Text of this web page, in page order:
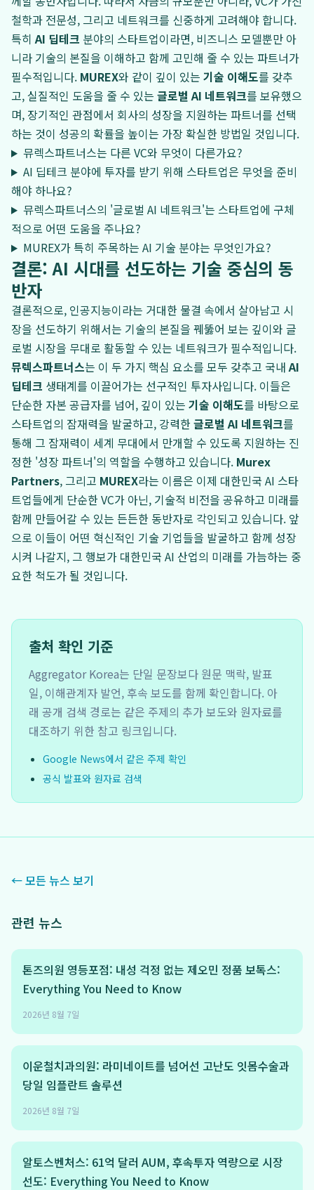
철학과 전문성, 그리고 네트워크를 신중하게 고려해야 합니다.
특히AI 딥테크 분야의 스타트업이라면, 비즈니스 모델뿐만 아
니라 기술의 본질을 이해하고 함께 고민해 줄 수 있는 파트너가
필수적입니다. MUREX와 같이 깊이 있는 기술 이해도를 갖추
고, 실질적인 도움을 줄 수 있는 글로벌 AI 네트워크를 보유했으
며, 장기적인 관점에서 회사의 성장을 지원하는 파트너를 선택
하는 것이 성공의 확률을 높이는 가장 확실한 방법일 것입니다.
뮤렉스파트너스는 다른 VC와 무엇이 다른가요?
AI 딥테크 분야에 투자를 받기 위해 스타트업은 무엇을 준비
해야 하나요?
뮤렉스파트너스의 '글로벌 AI 네트워크'는 스타트업에 구체
적으로 어떤 도움을 주나요?
MUREX가 특히 주목하는 AI 기술 분야는 무엇인가요?
결론: AI 시대를 선도하는 기술 중심의 동
반자
결론적으로, 인공지능이라는 거대한 물결 속에서 살아남고 시
장을 선도하기 위해서는 기술의 본질을 꿰뚫어 보는 깊이와 글
로벌 시장을 무대로 활동할 수 있는 네트워크가 필수적입니다.
뮤렉스파트너스는 이 두 가지 핵심 요소를 모두 갖추고 국내AI
딥테크 생태계를 이끌어가는 선구적인 투자사입니다. 이들은
단순한 자본 공급자를 넘어, 깊이 있는 기술 이해도를 바탕으로
스타트업의 잠재력을 발굴하고, 강력한글로벌 AI 네트워크를
통해 그 잠재력이 세계 무대에서 만개할 수 있도록 지원하는 진
정한 '성장 파트너'의 역할을 수행하고 있습니다. Murex
Partners, 그리고 MUREX라는 이름은 이제 대한민국 AI 스타
트업들에게 단순한 VC가 아닌, 기술적 비전을 공유하고 미래를
함께 만들어갈 수 있는 든든한 동반자로 각인되고 있습니다. 앞
으로 이들이 어떤 혁신적인 기술 기업들을 발굴하고 함께 성장
시켜 나갈지, 그 행보가 대한민국 AI 산업의 미래를 가늠하는 중
요한 척도가 될 것입니다.
출처 확인 기준
Aggregator Korea는 단일 문장보다 원문 맥락, 발표
일, 이해관계자 발언, 후속 보도를 함께 확인합니다. 아
래 공개 검색 경로는 같은 주제의 추가 보도와 원자료를
대조하기 위한 참고 링크입니다.
Google News에서 같은 주제 확인
공식 발표와 원자료 검색
← 모든 뉴스 보기
관련 뉴스
톤즈의원 영등포점: 내성 걱정 없는 제오민 정품 보톡스:
Everything You Need to Know
2026년 8월 7일
이운철치과의원: 라미네이트를 넘어선 고난도 잇몸수술과
당일 임플란트 솔루션
2026년 8월 7일
알토스벤처스: 61억 달러 AUM, 후속투자 역량으로 시장
선도: Everything You Need to Know